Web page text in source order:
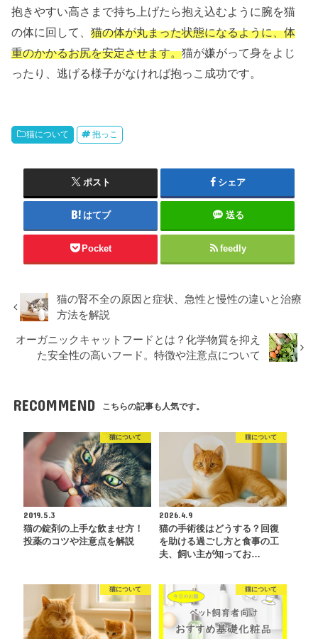
抱きやすい高さまで持ち上げたら抱え込むように腕を猫
の体に回して、猫の体が丸まった状態になるように、体
重のかかるお尻を安定させます。猫が嫌がって身をよじ
ったり、逃げる様子がなければ抱っこ成功です。
猫について 抱っこ
ポスト シェア
はてブ 送る
Pocket feedly
猫の腎不全の原因と症状、急性と慢性の違いと治療
方法を解説
オーガニックキャットフードとは？化学物質を抑え
た安全性の高いフード。特徴や注意点について
RECOMMEND こちらの記事も人気です。
猫について
2019.5.3
猫の錠剤の上手な飲ませ方！
投薬のコツや注意点を解説
猫について
2026.4.9
猫の手術後はどうする？回復
を助ける過ごし方と食事の工
夫、飼い主が知ってお…
猫について 猫について